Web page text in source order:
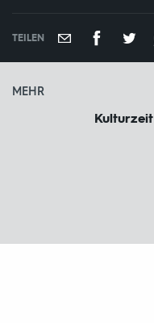
TEILEN
MEHR
Kulturzeit